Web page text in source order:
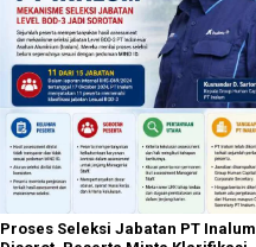
Proses Seleksi Jabatan PT Inalum